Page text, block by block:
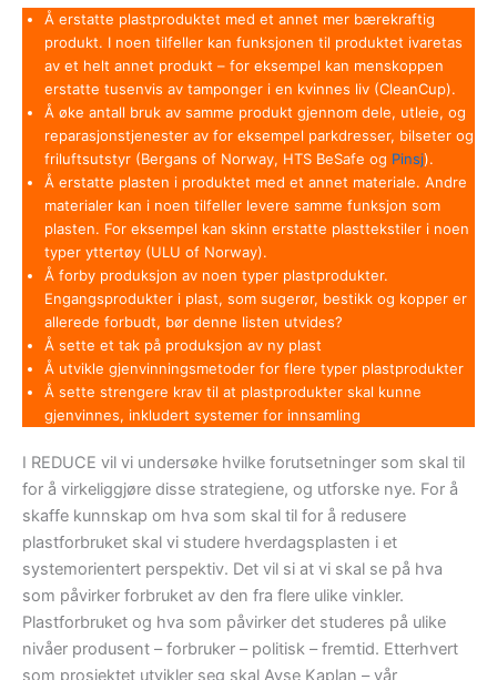
Å erstatte plastproduktet med et annet mer bærekraftig
produkt. I noen tilfeller kan funksjonen til produktet ivaretas
av et helt annet produkt – for eksempel kan menskoppen
erstatte tusenvis av tamponger i en kvinnes liv (CleanCup).
Å øke antall bruk av samme produkt gjennom dele, utleie, og
reparasjonstjenester av for eksempel parkdresser, bilseter og
friluftsutstyr (Bergans of Norway, HTS BeSafe og Pinsj).
Å erstatte plasten i produktet med et annet materiale. Andre
materialer kan i noen tilfeller levere samme funksjon som
plasten. For eksempel kan skinn erstatte plasttekstiler i noen
typer yttertøy (ULU of Norway).
Å forby produksjon av noen typer plastprodukter.
Engangsprodukter i plast, som sugerør, bestikk og kopper er
allerede forbudt, bør denne listen utvides?
Å sette et tak på produksjon av ny plast
Å utvikle gjenvinningsmetoder for flere typer plastprodukter
Å sette strengere krav til at plastprodukter skal kunne
gjenvinnes, inkludert systemer for innsamling
I REDUCE vil vi undersøke hvilke forutsetninger som skal til
for å virkeliggjøre disse strategiene, og utforske nye. For å
skaffe kunnskap om hva som skal til for å redusere
plastforbruket skal vi studere hverdagsplasten i et
systemorientert perspektiv. Det vil si at vi skal se på hva
som påvirker forbruket av den fra flere ulike vinkler.
Plastforbruket og hva som påvirker det studeres på ulike
nivåer produsent – forbruker – politisk – fremtid. Etterhvert
som prosjektet utvikler seg skal Ayse Kaplan – vår